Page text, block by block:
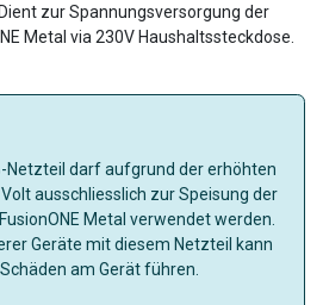
zur Spannungsversorgung der
Metal via 230V Haushaltssteckdose.
Netzteil darf aufgrund der erhöhten
ausschliesslich zur Speisung der
Metal verwendet werden.
Geräte mit diesem Netzteil kann
am Gerät führen.